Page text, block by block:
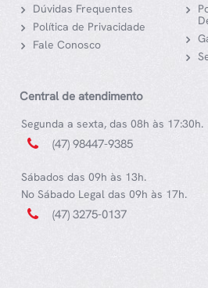
Dúvidas Frequentes
Política de Privacidade
Fale Conosco
Central de atendimento
Segunda a sexta, das 08h às 17:30h.
(47) 98447-9385
Sábados das 09h às 13h.
No Sábado Legal das 09h às 17h.
(47) 3275-0137